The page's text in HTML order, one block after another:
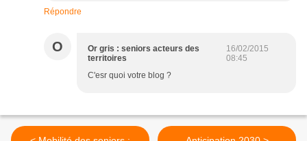
Répondre
O
Or gris : seniors acteurs des
territoires
16/02/2015
08:45
C'esr quoi votre blog ?